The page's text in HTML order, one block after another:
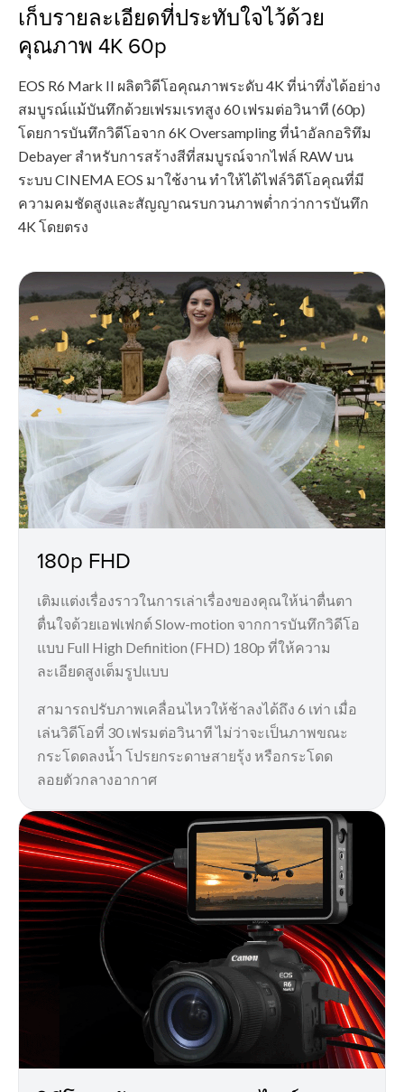
เก็บรายละเอียดที่ประทับใจไว้ด้วย
คุณภาพ 4K 60p
EOS R6 Mark II ผลิตวิดีโอคุณภาพระดับ 4K ที่น่าทึ่งได้อย่าง
สมบูรณ์แม้บันทึกด้วยเฟรมเรทสูง 60 เฟรมต่อวินาที (60p)
โดยการบันทึกวิดีโอจาก 6K Oversampling ที่นำอัลกอริทึม
Debayer สำหรับการสร้างสีที่สมบูรณ์จากไฟล์ RAW บน
ระบบ CINEMA EOS มาใช้งาน ทำให้ได้ไฟล์วิดีโอคุณที่มี
ความคมชัดสูงและสัญญาณรบกวนภาพต่ำกว่าการบันทึก
4K โดยตรง
180p FHD
เติมแต่งเรื่องราวในการเล่าเรื่องของคุณให้น่าตื่นตา
ตื่นใจด้วยเอฟเฟกต์ Slow-motion จากการบันทึกวิดีโอ
แบบ Full High Definition (FHD) 180p ที่ให้ความ
ละเอียดสูงเต็มรูปแบบ
สามารถปรับภาพเคลื่อนไหวให้ช้าลงได้ถึง 6 เท่า เมื่อ
เล่นวิดีโอที่ 30 เฟรมต่อวินาที ไม่ว่าจะเป็นภาพขณะ
กระโดดลงน้ำ โปรยกระดาษสายรุ้ง หรือกระโดด
ลอยตัวกลางอากาศ